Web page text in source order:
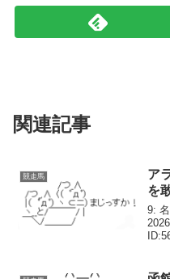
関連記事
競走馬
ア
を
9: